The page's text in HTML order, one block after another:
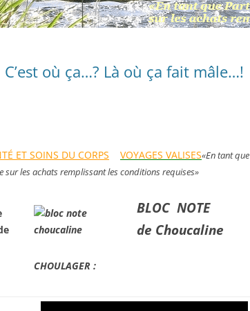
C’est où ça…? Là où ça fait mâle…!
ET SOINS DU CORPS VOYAGES VALISES«En tant que
sur les achats remplissant les conditions requises»
BLOC NOTE
de Choucaline
CHOULAGER :